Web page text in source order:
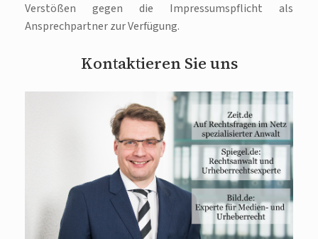
Verstößen gegen die Impressumspflicht als
Ansprechpartner zur Verfügung.
Kontaktieren Sie uns